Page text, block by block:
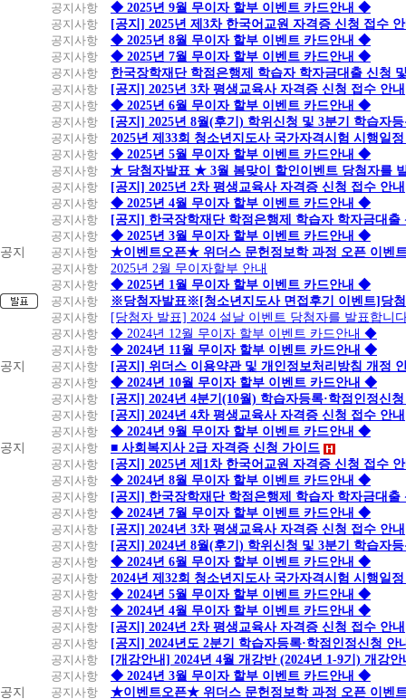
공지사항
◆ 2025년 9월 무이자 할부 이벤트 카드안내 ◆
공지사항
[공지] 2025년 제3차 한국어교원 자격증 신청 접수
공지사항
◆ 2025년 8월 무이자 할부 이벤트 카드안내 ◆
공지사항
◆ 2025년 7월 무이자 할부 이벤트 카드안내 ◆
공지사항
한국장학재단 학점은행제 학습자 학자금대출 신청
공지사항
[공지] 2025년 3차 평생교육사 자격증 신청 접수 안내
공지사항
◆ 2025년 6월 무이자 할부 이벤트 카드안내 ◆
공지사항
[공지] 2025년 8월(후기) 학위신청 및 3분기 학습자
공지사항
2025년 제33회 청소년지도사 국가자격시험 시행일
공지사항
◆ 2025년 5월 무이자 할부 이벤트 카드안내 ◆
공지사항
★ 당첨자발표 ★ 3월 봄맞이 할인이벤트 당첨자를
공지사항
[공지] 2025년 2차 평생교육사 자격증 신청 접수 안내
공지사항
◆ 2025년 4월 무이자 할부 이벤트 카드안내 ◆
공지사항
[공지] 한국장학재단 학점은행제 학습자 학자금대출
공지사항
◆ 2025년 3월 무이자 할부 이벤트 카드안내 ◆
공지
공지사항
★이벤트오픈★ 위더스 문헌정보학 과정 오픈 이벤
공지사항
2025년 2월 무이자할부 안내
공지사항
◆ 2025년 1월 무이자 할부 이벤트 카드안내 ◆
공지사항
※당첨자발표※[청소년지도사 면접후기 이벤트]당
공지사항
[당첨자 발표] 2024 설날 이벤트 당첨자를 발표합니
공지사항
◆ 2024년 12월 무이자 할부 이벤트 카드안내 ◆
공지사항
◆ 2024년 11월 무이자 할부 이벤트 카드안내 ◆
공지
공지사항
[공지] 위더스 이용약관 및 개인정보처리방침 개정
공지사항
◆ 2024년 10월 무이자 할부 이벤트 카드안내 ◆
공지사항
[공지] 2024년 4분기(10월) 학습자등록·학점인정신
공지사항
[공지] 2024년 4차 평생교육사 자격증 신청 접수 안내
공지사항
◆ 2024년 9월 무이자 할부 이벤트 카드안내 ◆
공지
공지사항
■ 사회복지사 2급 자격증 신청 가이드
공지사항
[공지] 2025년 제1차 한국어교원 자격증 신청 접수
공지사항
◆ 2024년 8월 무이자 할부 이벤트 카드안내 ◆
공지사항
[공지] 한국장학재단 학점은행제 학습자 학자금대출
공지사항
◆ 2024년 7월 무이자 할부 이벤트 카드안내 ◆
공지사항
[공지] 2024년 3차 평생교육사 자격증 신청 접수 안내
공지사항
[공지] 2024년 8월(후기) 학위신청 및 3분기 학습자
공지사항
◆ 2024년 6월 무이자 할부 이벤트 카드안내 ◆
공지사항
2024년 제32회 청소년지도사 국가자격시험 시행일
공지사항
◆ 2024년 5월 무이자 할부 이벤트 카드안내 ◆
공지사항
◆ 2024년 4월 무이자 할부 이벤트 카드안내 ◆
공지사항
[공지] 2024년 2차 평생교육사 자격증 신청 접수 안내
공지사항
[공지] 2024년도 2분기 학습자등록·학점인정신청 안
공지사항
[개강안내] 2024년 4월 개강반 (2024년 1-9기) 개강안
공지사항
◆ 2024년 3월 무이자 할부 이벤트 카드안내 ◆
공지
공지사항
★이벤트오픈★ 위더스 문헌정보학 과정 오픈 이벤